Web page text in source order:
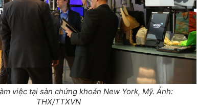
việc tại sàn chứng khoán New York, Mỹ. Ảnh:
THX/TTXVN